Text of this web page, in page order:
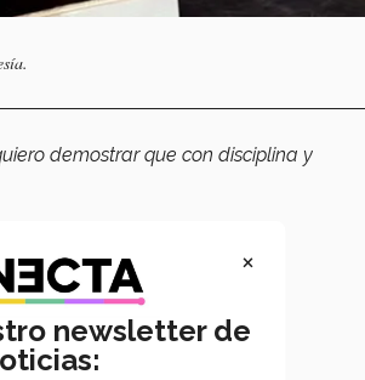
demostrar que con disciplina y
demostrar que
×
newsletter de